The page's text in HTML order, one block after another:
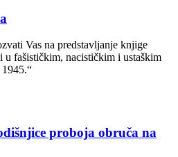
Vas na predstavljanje knjige
fašističkim, nacističkim i ustaškim
proboja obruča na